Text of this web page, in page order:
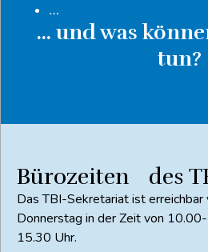
…
... und was
tun?
Bürozeiten des
Das TBI-Sekretariat ist erreichbar
Donnerstag in der Zeit von
15.30 Uhr.